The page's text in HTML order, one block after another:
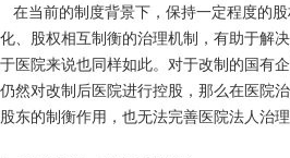
在当前的制度背景下，保持一定程度的
化、股权相互制衡的治理机制，有助于解
于医院来说也同样如此。对于改制的国有
仍然对改制后医院进行控股，那么在医院
股东的制衡作用，也无法完善医院法人治理